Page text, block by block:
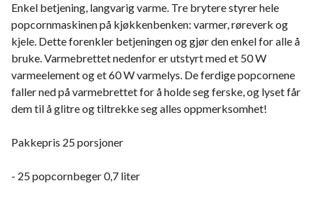
Enkel betjening, langvarig varme. Tre brytere styrer hele
popcornmaskinen på kjøkkenbenken: varmer, røreverk og
kjele. Dette forenkler betjeningen og gjør den enkel for alle å
bruke. Varmebrettet nedenfor er utstyrt med et 50 W
varmeelement og et 60 W varmelys. De ferdige popcornene
faller ned på varmebrettet for å holde seg ferske, og lyset får
dem til å glitre og tiltrekke seg alles oppmerksomhet!
Pakkepris 25 porsjoner
- 25 popcornbeger 0,7 liter